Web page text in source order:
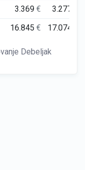
3.369€ 3.277
16.845€ 17.074
Debeljak